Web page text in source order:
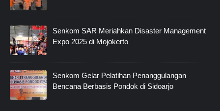
Senkom SAR Meriahkan Disaster Management
Expo 2025 di Mojokerto
Senkom Gelar Pelatihan Penanggulangan
Bencana Berbasis Pondok di Sidoarjo